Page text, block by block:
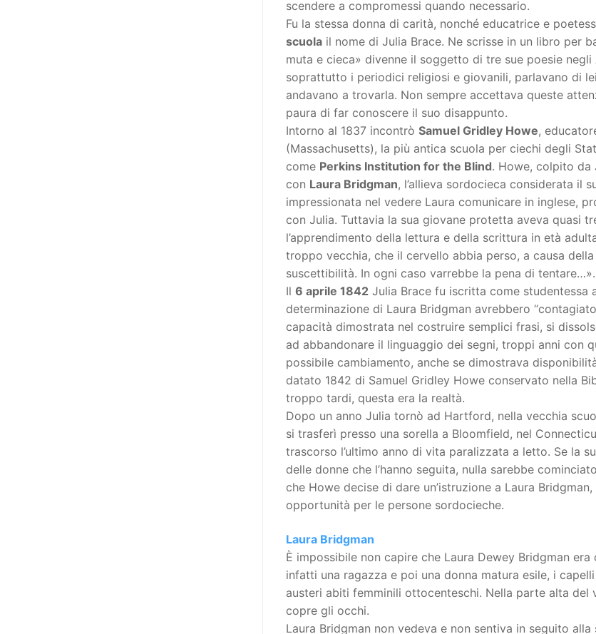
scendere a compromessi quando necessario.
Fu la stessa donna di carità, nonché educatrice e
scuola il nome di Julia Brace. Ne scrisse in un libro per
muta e cieca» divenne il soggetto di tre sue poesie
soprattutto i periodici religiosi e giovanili, parlavano di
andavano a trovarla. Non sempre accettava queste
paura di far conoscere il suo disappunto.
Intorno al 1837 incontrò Samuel Gridley Howe,
(Massachusetts), la più antica scuola per ciechi degli
come Perkins Institution for the Blind. Howe, colpito da
con Laura Bridgman, l’allieva sordocieca considerata il
impressionata nel vedere Laura comunicare in inglese,
con Julia. Tuttavia la sua giovane protetta aveva quasi
l’apprendimento della lettura e della scrittura in età
troppo vecchia, che il cervello abbia perso, a causa
suscettibilità. In ogni caso varrebbe la pena di tentare…».
Il 6 aprile 1842 Julia Brace fu iscritta come studentessa
determinazione di Laura Bridgman avrebbero
capacità dimostrata nel costruire semplici frasi, si
ad abbandonare il linguaggio dei segni, troppi anni con
possibile cambiamento, anche se dimostrava
datato 1842 di Samuel Gridley Howe conservato nella
troppo tardi, questa era la realtà.
Dopo un anno Julia tornò ad Hartford, nella vecchia
si trasferì presso una sorella a Bloomfield, nel
trascorso l’ultimo anno di vita paralizzata a letto. Se la
delle donne che l’hanno seguita, nulla sarebbe
che Howe decise di dare un’istruzione a Laura
opportunità per le persone sordocieche.
Laura Bridgman
È impossibile non capire che Laura Dewey Bridgman
infatti una ragazza e poi una donna matura esile, i
austeri abiti femminili ottocenteschi. Nella parte alta del
copre gli occhi.
Laura Bridgman non vedeva e non sentiva in seguito